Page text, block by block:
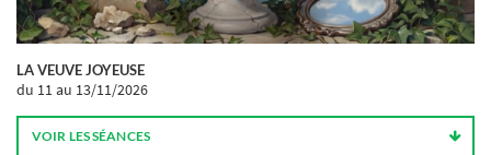
LA VEUVE JOYEUSE
du 11 au 13/11/2026
VOIR LES SÉANCES